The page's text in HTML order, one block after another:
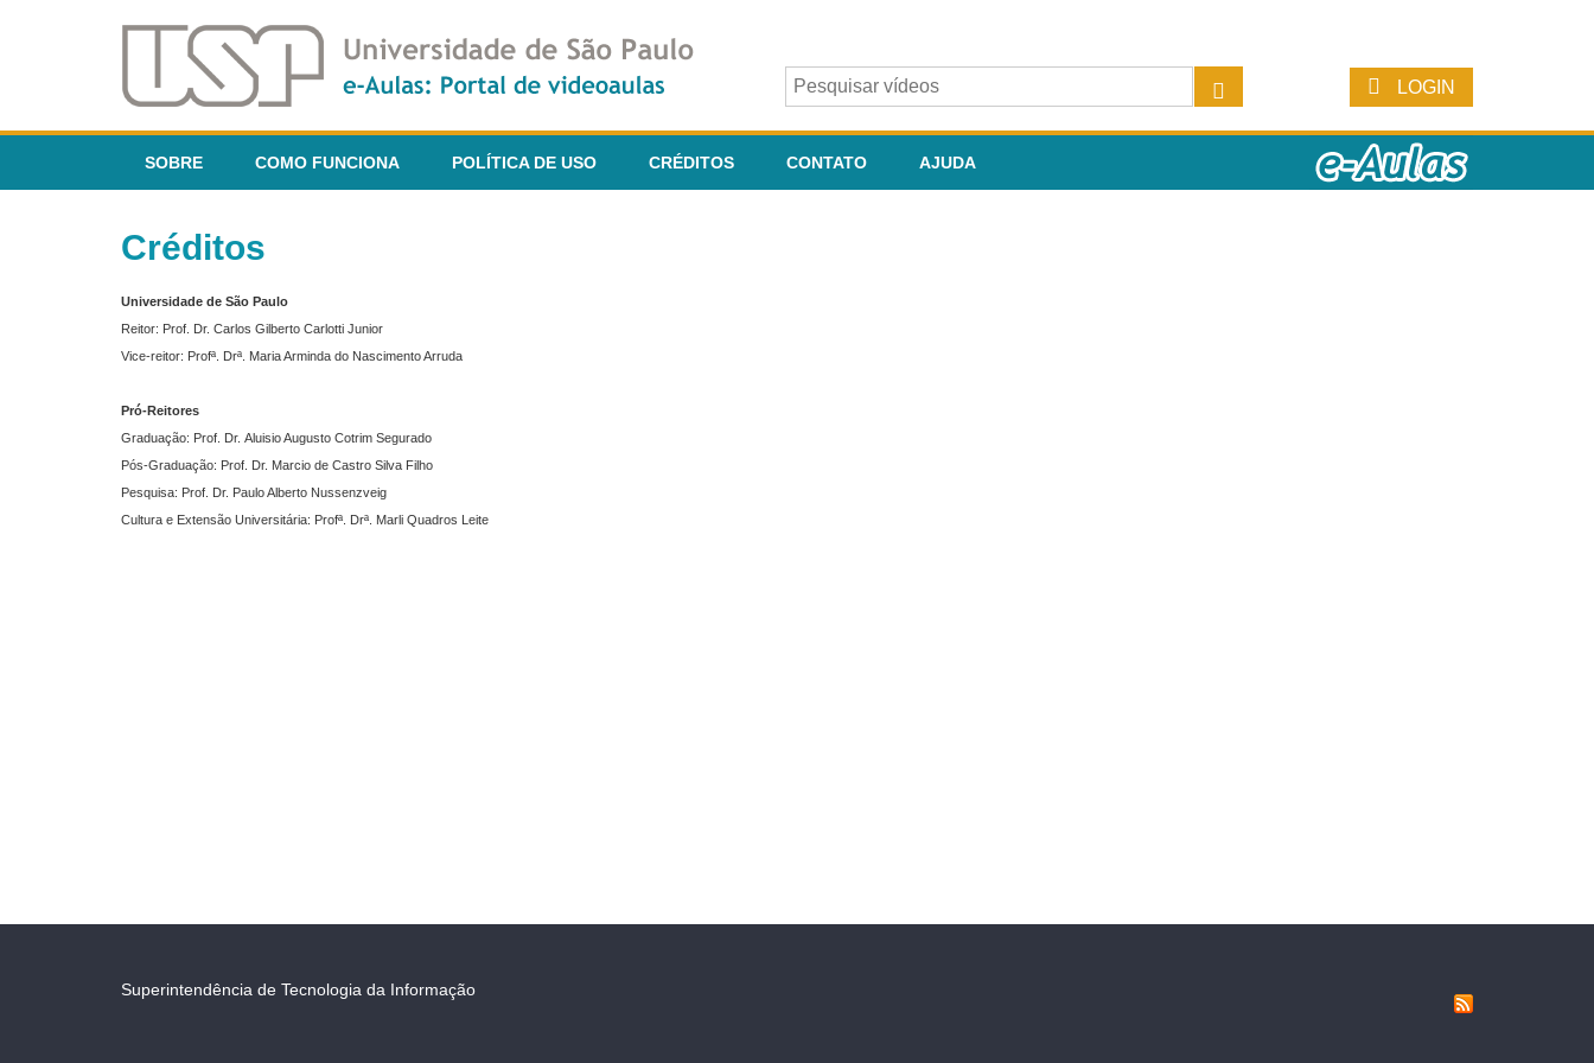
LOGIN
SOBRE COMO FUNCIONA POLÍTICA DE USO CRÉDITOS CONTATO AJUDA
Créditos
Universidade de São Paulo
Reitor: Prof. Dr. Carlos Gilberto Carlotti Junior
Vice-reitor: Profª. Drª. Maria Arminda do Nascimento Arruda
Pró-Reitores
Graduação: Prof. Dr. Aluisio Augusto Cotrim Segurado
Pós-Graduação: Prof. Dr. Marcio de Castro Silva Filho
Pesquisa: Prof. Dr. Paulo Alberto Nussenzveig
Cultura e Extensão Universitária: Profª. Drª. Marli Quadros Leite
Superintendência de Tecnologia da Informação